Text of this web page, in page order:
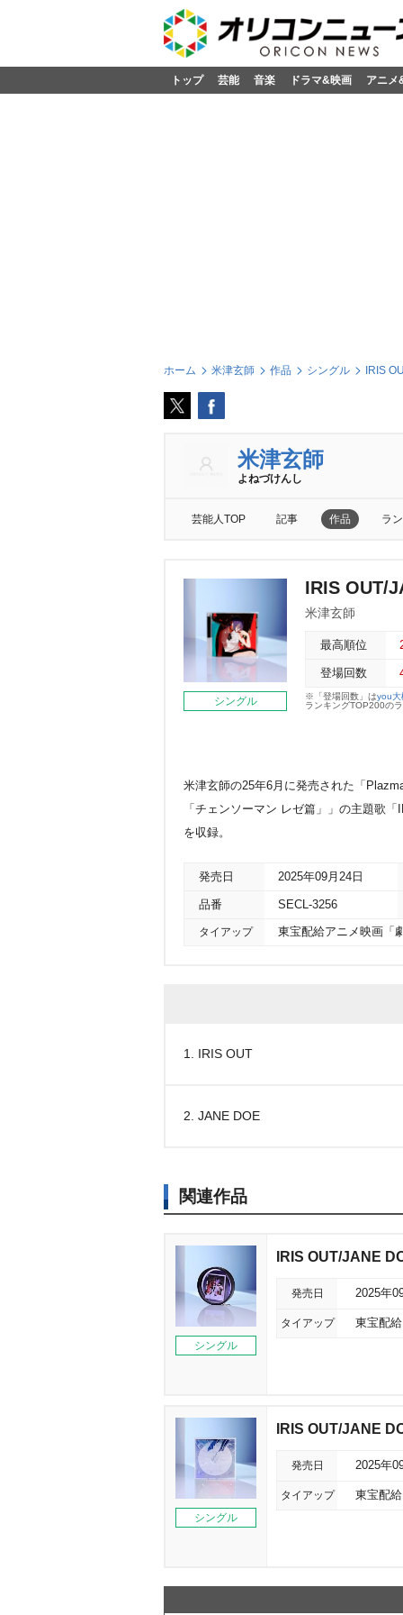
トップ 芸能 音楽 ドラマ&映画 アニメ
ホーム 米津玄師 作品 シングル IRIS
米津玄師
よねづけんし
芸能人TOP 記事 作品 ラ
シングル
IRIS OUT/
米津玄師
最高順位
登場回数
※「登場回数」はyou大
ランキングTOP200の
米津玄師の25年6月に発売された「
「チェンソーマン レゼ篇」」の主題歌
を収録。
発売日 2025年09月24日
品番 SECL-3256
タイアップ 東宝配給アニメ映画「
1. IRIS OUT
2. JANE DOE
関連作品
シングル
IRIS OUT/JANE
発売日 2025年
タイアップ 東宝配
シングル
IRIS OUT/JANE
発売日 2025年
タイアップ 東宝配